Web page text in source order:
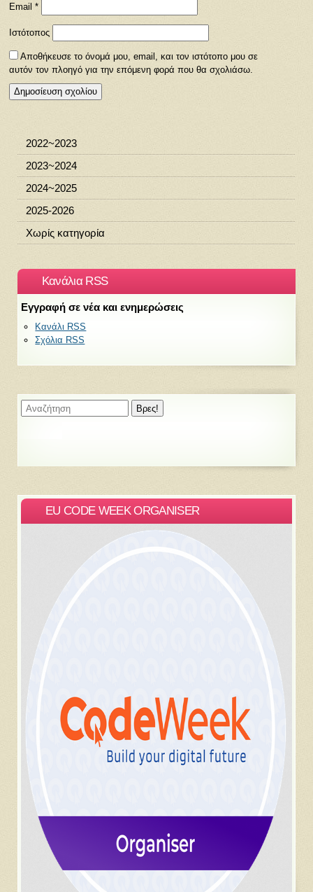
Email *
Ιστότοπος
Αποθήκευσε το όνομά μου, email, και τον ιστότοπο μου σε
αυτόν τον πλοηγό για την επόμενη φορά που θα σχολιάσω.
2022~2023
2023~2024
2024~2025
2025-2026
Χωρίς κατηγορία
Κανάλια RSS
Εγγραφή σε νέα και ενημερώσεις
Κανάλι RSS
Σχόλια RSS
EU CODE WEEK ORGANISER